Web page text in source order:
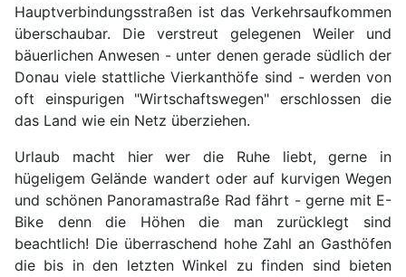
Hauptverbindungsstraßen ist das Verkehrsaufkommen
überschaubar. Die verstreut gelegenen Weiler und
bäuerlichen Anwesen - unter denen gerade südlich der
Donau viele stattliche Vierkanthöfe sind - werden von
oft einspurigen "Wirtschaftswegen" erschlossen die
das Land wie ein Netz überziehen.
Urlaub macht hier wer die Ruhe liebt, gerne in
hügeligem Gelände wandert oder auf kurvigen Wegen
und schönen Panoramastraße Rad fährt - gerne mit E-
Bike denn die Höhen die man zurücklegt sind
beachtlich! Die überraschend hohe Zahl an Gasthöfen
die bis in den letzten Winkel zu finden sind bieten